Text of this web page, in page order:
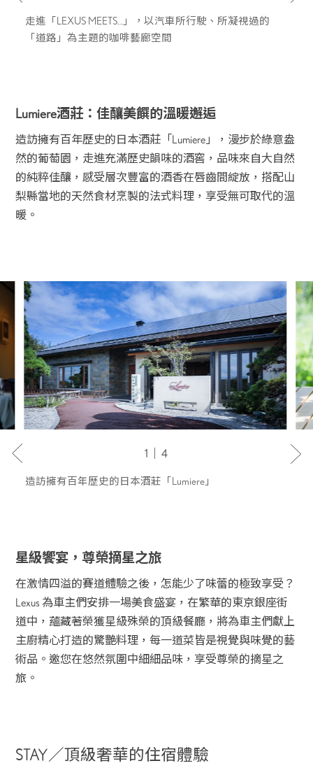
走進「LEXUS MEETS…」，以汽車所行駛、所凝視過的
「道路」為主題的咖啡藝廊空間
Lumiere酒莊：佳釀美饌的溫暖邂逅
造訪擁有百年歷史的日本酒莊「Lumiere」，漫步於綠意盎
然的葡萄園，走進充滿歷史韻味的酒窖，品味來自大自然
的純粹佳釀，感受層次豐富的酒香在唇齒間綻放，搭配山
梨縣當地的天然食材烹製的法式料理，享受無可取代的溫
暖。
造訪擁有百年歷史的日本酒莊「Lumiere」
1｜4
星級饗宴，尊榮摘星之旅
在激情四溢的賽道體驗之後，怎能少了味蕾的極致享受？
Lexus 為車主們安排一場美食盛宴，在繁華的東京銀座街
道中，蘊藏著榮獲星級殊榮的頂級餐廳，將為車主們獻上
主廚精心打造的驚艷料理，每一道菜皆是視覺與味覺的藝
術品。邀您在悠然氛圍中細細品味，享受尊榮的摘星之
旅。
STAY／頂級奢華的住宿體驗